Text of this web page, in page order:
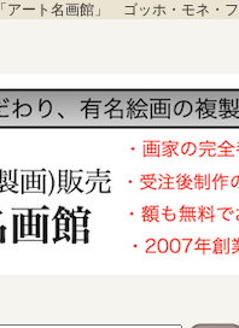
アート名画館」 ゴッホ・モネ・